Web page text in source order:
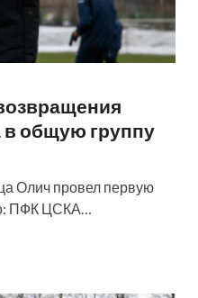
в общую группу
Олич провел первую
ПФК ЦСКА…